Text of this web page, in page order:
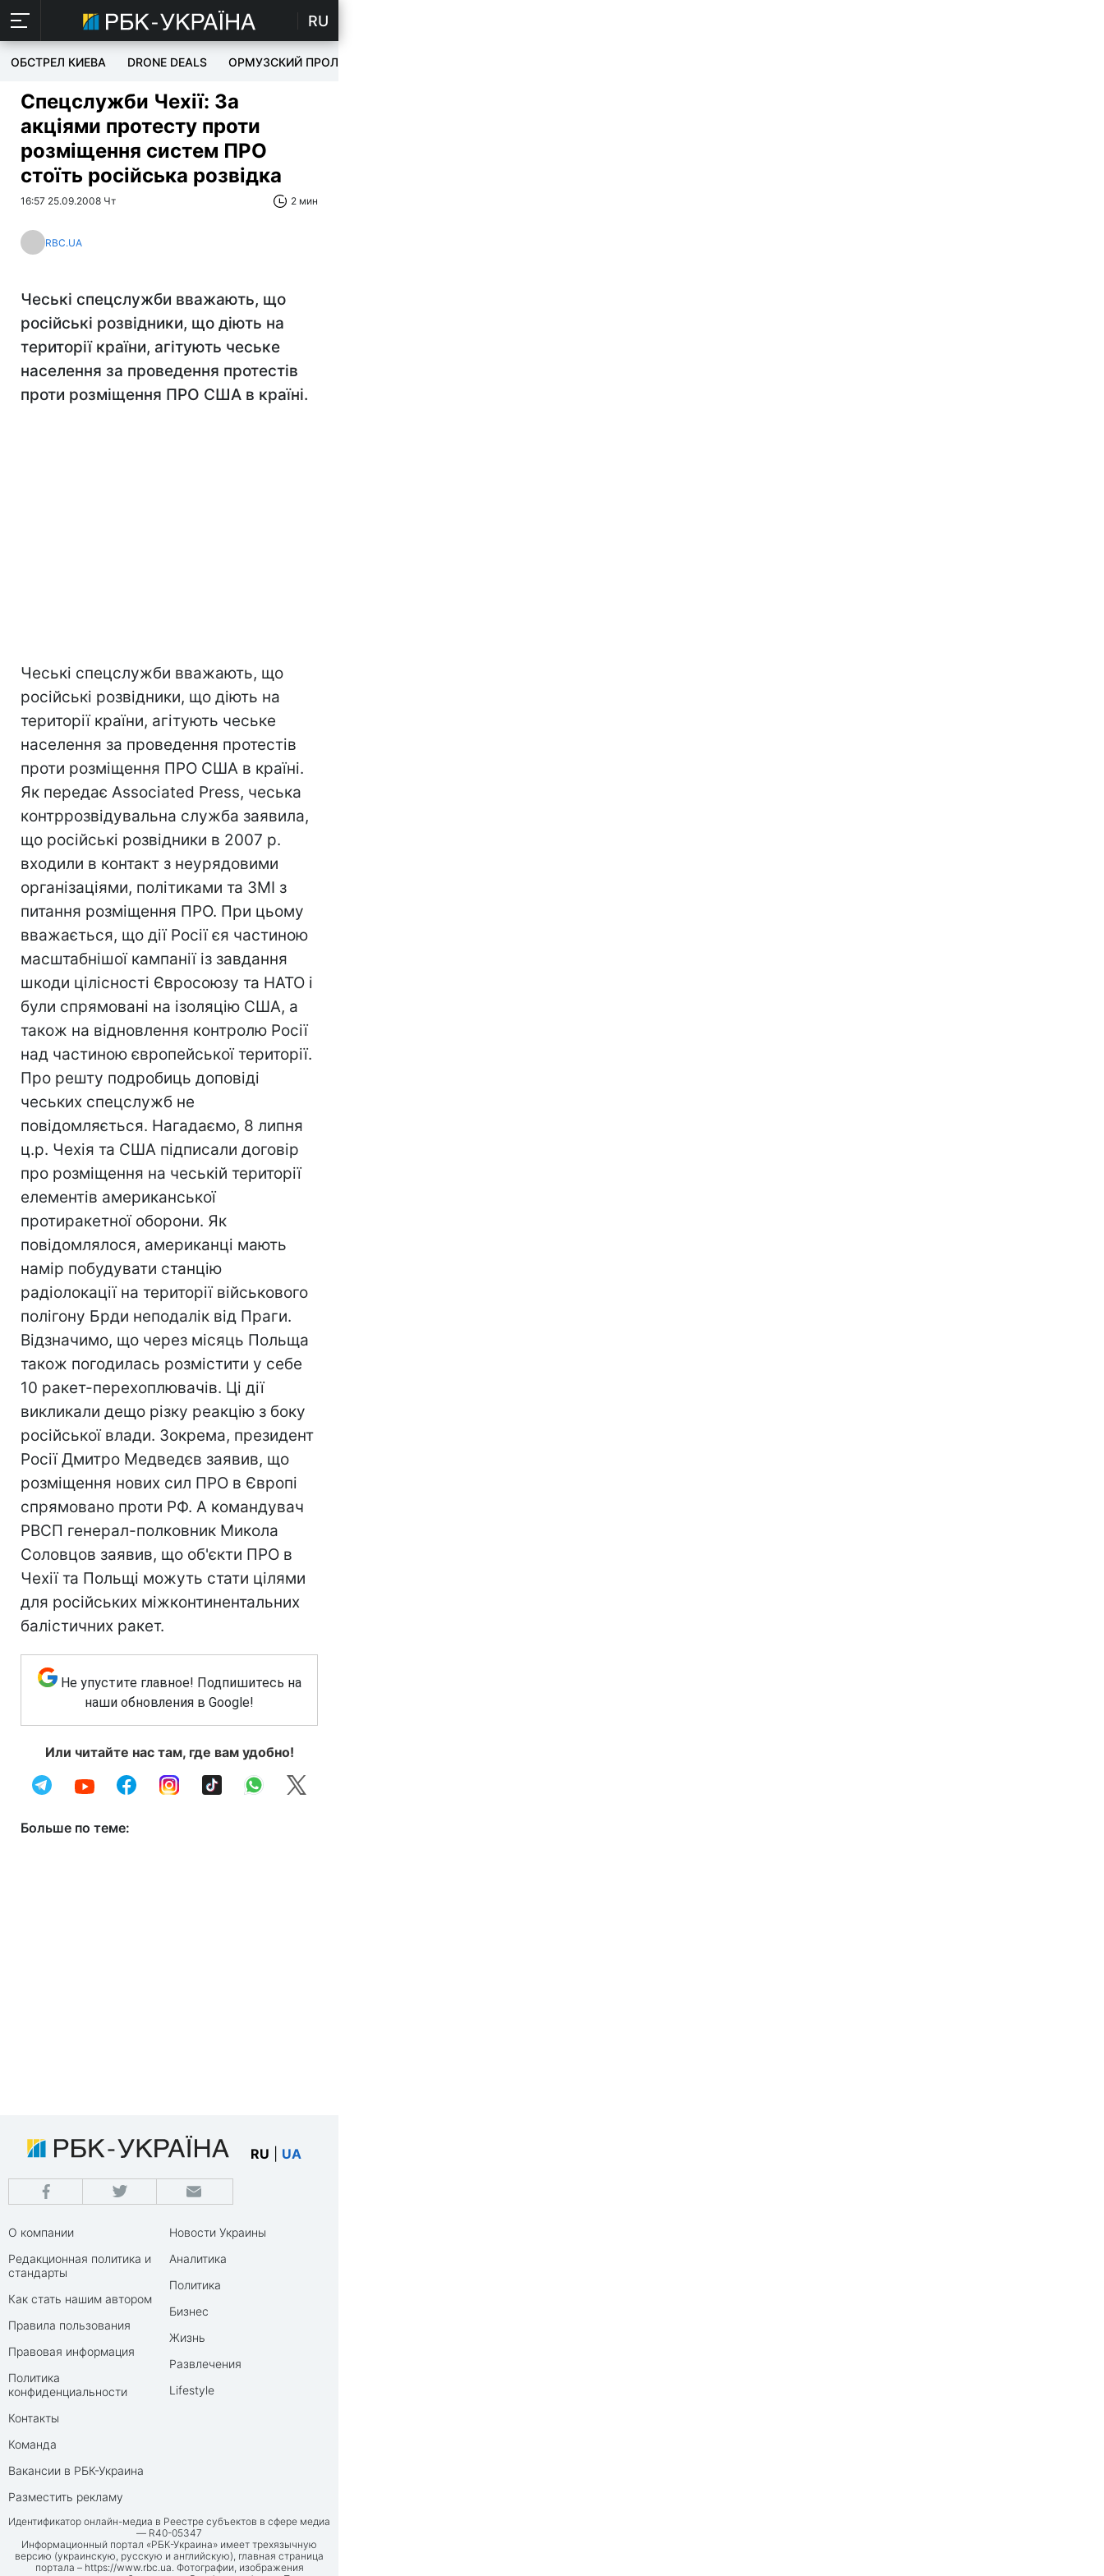
RU
ОБСТРЕЛ КИЕВА DRONE DEALS ОРМУЗСКИЙ ПРОЛИВ
Спецслужби Чехії: За
акціями протесту проти
розміщення систем ПРО
стоїть російська розвідка
16:57 25.09.2008 Чт 2 мин
RBC.UA
Чеські спецслужби вважають, що
російські розвідники, що діють на
території країни, агітують чеське
населення за проведення протестів
проти розміщення ПРО США в країні.
Чеські спецслужби вважають, що
російські розвідники, що діють на
території країни, агітують чеське
населення за проведення протестів
проти розміщення ПРО США в країні.
Як передає Associated Press, чеська
контррозвідувальна служба заявила,
що російські розвідники в 2007 р.
входили в контакт з неурядовими
організаціями, політиками та ЗМІ з
питання розміщення ПРО. При цьому
вважається, що дії Росії єя частиною
масштабнішої кампанії із завдання
шкоди цілісності Євросоюзу та НАТО і
були спрямовані на ізоляцію США, а
також на відновлення контролю Росії
над частиною європейської території.
Про решту подробиць доповіді
чеських спецслужб не
повідомляється. Нагадаємо, 8 липня
ц.р. Чехія та США підписали договір
про розміщення на чеській території
елементів американської
протиракетної оборони. Як
повідомлялося, американці мають
намір побудувати станцію
радіолокації на території військового
полігону Брди неподалік від Праги.
Відзначимо, що через місяць Польща
також погодилась розмістити у себе
10 ракет-перехоплювачів. Ці дії
викликали дещо різку реакцію з боку
російської влади. Зокрема, президент
Росії Дмитро Медведєв заявив, що
розміщення нових сил ПРО в Європі
спрямовано проти РФ. А командувач
РВСП генерал-полковник Микола
Соловцов заявив, що об'єкти ПРО в
Чехії та Польщі можуть стати цілями
для російських міжконтинентальних
балістичних ракет.
Не упустите главное! Подпишитесь на
наши обновления в Google!
Или читайте нас там, где вам удобно!
Больше по теме:
RU UA
О компании
Редакционная политика и
стандарты
Как стать нашим автором
Правила пользования
Правовая информация
Политика
конфиденциальности
Контакты
Команда
Вакансии в РБК-Украина
Разместить рекламу
Новости Украины
Аналитика
Политика
Бизнес
Жизнь
Развлечения
Lifestyle
Идентификатор онлайн-медиа в Реестре субъектов в сфере медиа
— R40-05347
Информационный портал «РБК-Украина» имеет трехязычную
версию (украинскую, русскую и английскую), главная страница
портала – https://www.rbc.ua. Фотографии, изображения